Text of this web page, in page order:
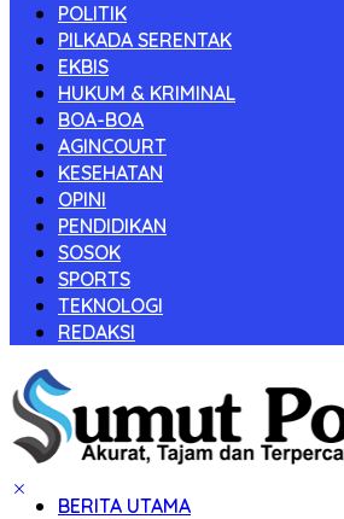
POLITIK
PILKADA SERENTAK
EKBIS
HUKUM & KRIMINAL
BOA-BOA
AGINCOURT
KESEHATAN
OPINI
PENDIDIKAN
SOSOK
SPORTS
TEKNOLOGI
REDAKSI
BERITA UTAMA